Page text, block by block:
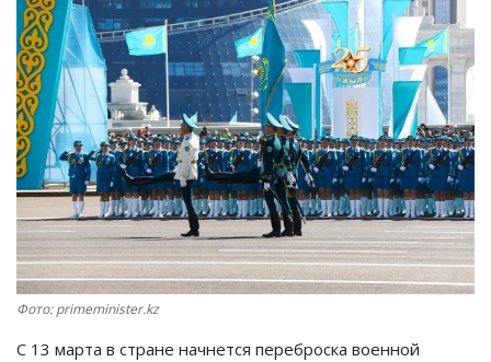
СПЕЦПРОЕКТЫ
СПОРТ
Чек-лист
РАЗВЛЕЧЕНИЯ
OFFICIAL
Курултай
Фото: primeminister.kz
С 13 марта в стране начнется переброска военной